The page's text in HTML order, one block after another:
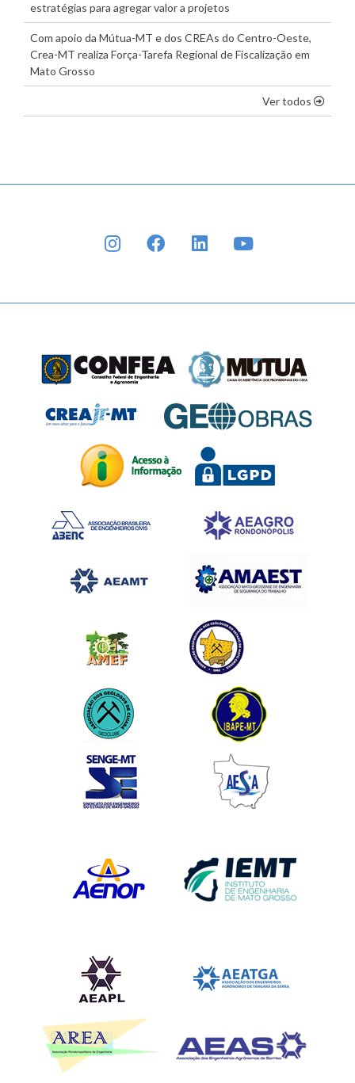
estratégias para agregar valor a projetos
Com apoio da Mútua-MT e dos CREAs do Centro-Oeste,
Crea-MT realiza Força-Tarefa Regional de Fiscalização em
Mato Grosso
Ver todos os
INSTAGRAMFACEBOOKLINKEDIN